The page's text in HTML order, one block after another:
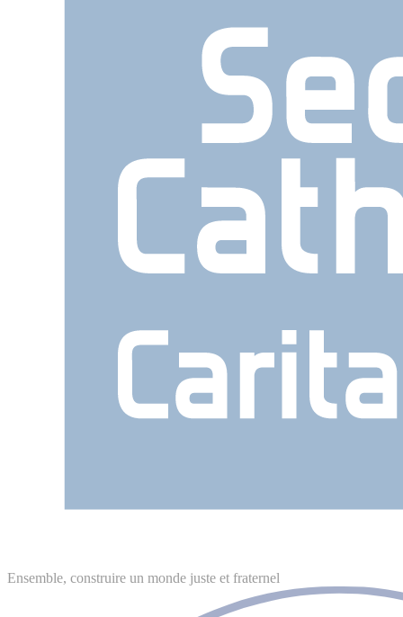
Ensemble, construire un monde juste et fraternel